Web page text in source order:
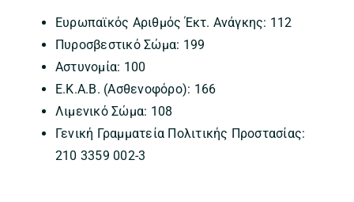
Ευρωπαϊκός Αριθμός Έκτ. Ανάγκης: 112
Πυροσβεστικό Σώμα: 199
Αστυνομία: 100
Ε.Κ.Α.Β. (Ασθενοφόρο): 166
Λιμενικό Σώμα: 108
Γενική Γραμματεία Πολιτικής Προστασίας:
210 3359 002-3